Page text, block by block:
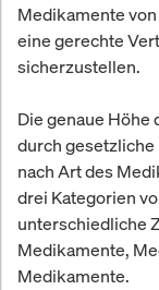
Medikamente
eine gerechte
sicherzustellen.
Die genaue
durch
nach Art des
drei Kategorien
unterschiedliche
Medikamente,
Medikamente.